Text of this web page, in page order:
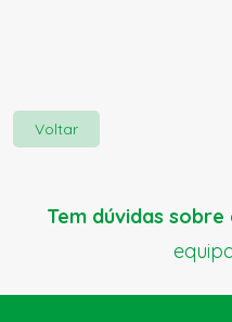
Voltar
Tem dúvidas